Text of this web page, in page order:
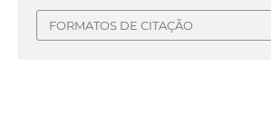
FORMATOS DE CITAÇÃO